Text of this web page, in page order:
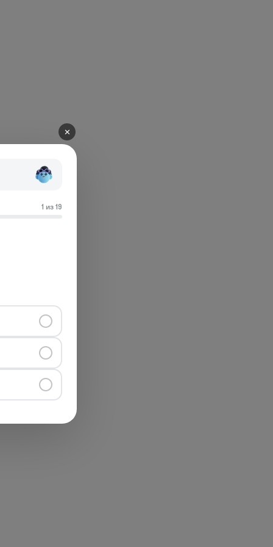
✕
1 из 19